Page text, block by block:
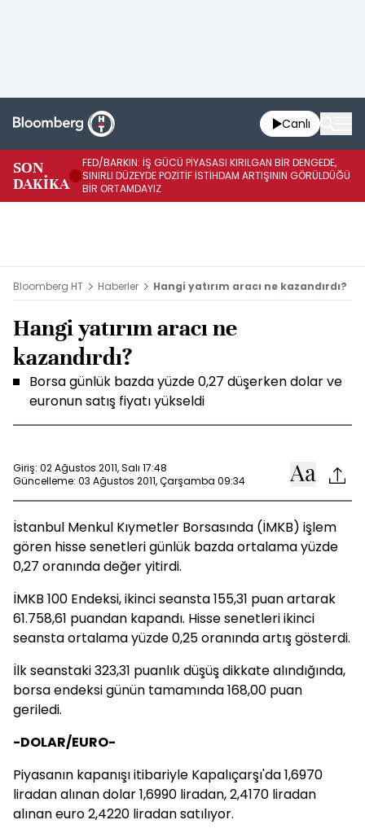
Canlı
SON
DAKİKA
FED/BARKIN: İŞ GÜCÜ PİYASASI KIRILGAN BİR DENGEDE,
SINIRLI DÜZEYDE POZİTİF İSTİHDAM ARTIŞININ GÖRÜLDÜĞÜ
BİR ORTAMDAYIZ
Bloomberg HT Haberler Hangi yatırım aracı ne kazandırdı?
Hangi yatırım aracı ne
kazandırdı?
Borsa günlük bazda yüzde 0,27 düşerken dolar ve
euronun satış fiyatı yükseldi
Giriş: 02 Ağustos 2011, Salı 17:48
Güncelleme: 03 Ağustos 2011, Çarşamba 09:34
İstanbul Menkul Kıymetler Borsasında (İMKB) işlem
gören hisse senetleri günlük bazda ortalama yüzde
0,27 oranında değer yitirdi.
İMKB 100 Endeksi, ikinci seansta 155,31 puan artarak
61.758,61 puandan kapandı. Hisse senetleri ikinci
seansta ortalama yüzde 0,25 oranında artış gösterdi.
İlk seanstaki 323,31 puanlık düşüş dikkate alındığında,
borsa endeksi günün tamamında 168,00 puan
geriledi.
-DOLAR/EURO-
Piyasanın kapanışı itibariyle Kapalıçarşı'da 1,6970
liradan alınan dolar 1,6990 liradan, 2,4170 liradan
alınan euro 2,4220 liradan satılıyor.